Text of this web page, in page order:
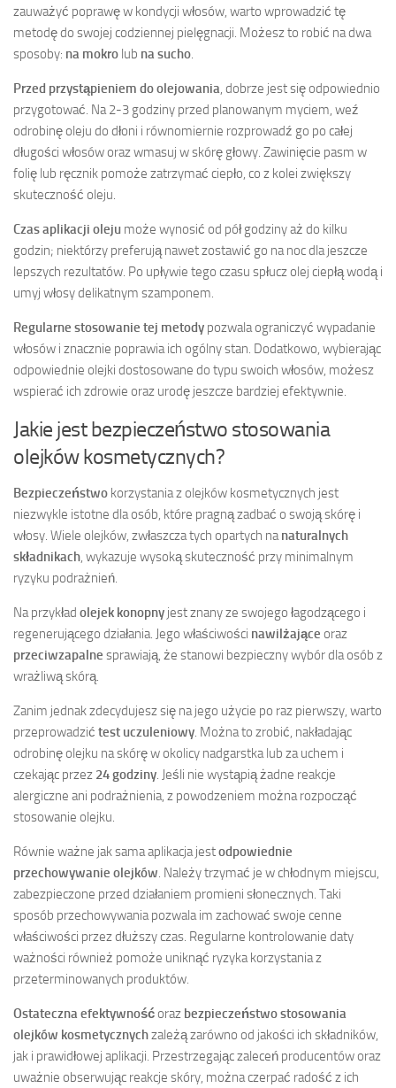
zauważyć poprawę w kondycji włosów, warto wprowadzić tę
metodę do swojej codziennej pielęgnacji. Możesz to robić na dwa
sposoby: na mokro lub na sucho.
Przed przystąpieniem do olejowania, dobrze jest się odpowiednio
przygotować. Na 2-3 godziny przed planowanym myciem, weź
odrobinę oleju do dłoni i równomiernie rozprowadź go po całej
długości włosów oraz wmasuj w skórę głowy. Zawinięcie pasm w
folię lub ręcznik pomoże zatrzymać ciepło, co z kolei zwiększy
skuteczność oleju.
Czas aplikacji oleju może wynosić od pół godziny aż do kilku
godzin; niektórzy preferują nawet zostawić go na noc dla jeszcze
lepszych rezultatów. Po upływie tego czasu spłucz olej ciepłą wodą i
umyj włosy delikatnym szamponem.
Regularne stosowanie tej metody pozwala ograniczyć wypadanie
włosów i znacznie poprawia ich ogólny stan. Dodatkowo, wybierając
odpowiednie olejki dostosowane do typu swoich włosów, możesz
wspierać ich zdrowie oraz urodę jeszcze bardziej efektywnie.
Jakie jest bezpieczeństwo stosowania
olejków kosmetycznych?
Bezpieczeństwo korzystania z olejków kosmetycznych jest
niezwykle istotne dla osób, które pragną zadbać o swoją skórę i
włosy. Wiele olejków, zwłaszcza tych opartych nanaturalnych
składnikach, wykazuje wysoką skuteczność przy minimalnym
ryzyku podrażnień.
Na przykład olejek konopny jest znany ze swojego łagodzącego i
regenerującego działania. Jego właściwości nawilżające oraz
przeciwzapalne sprawiają, że stanowi bezpieczny wybór dla osób z
wrażliwą skórą.
Zanim jednak zdecydujesz się na jego użycie po raz pierwszy, warto
przeprowadzić test uczuleniowy. Można to zrobić, nakładając
odrobinę olejku na skórę w okolicy nadgarstka lub za uchem i
czekając przez 24 godziny. Jeśli nie wystąpią żadne reakcje
alergiczne ani podrażnienia, z powodzeniem można rozpocząć
stosowanie olejku.
Równie ważne jak sama aplikacja jestodpowiednie
przechowywanie olejków. Należy trzymać je w chłodnym miejscu,
zabezpieczone przed działaniem promieni słonecznych. Taki
sposób przechowywania pozwala im zachować swoje cenne
właściwości przez dłuższy czas. Regularne kontrolowanie daty
ważności również pomoże uniknąć ryzyka korzystania z
przeterminowanych produktów.
Ostateczna efektywnośćoraz bezpieczeństwo stosowania
olejków kosmetycznychzależą zarówno od jakości ich składników,
jak i prawidłowej aplikacji. Przestrzegając zaleceń producentów oraz
uważnie obserwując reakcje skóry, można czerpać radość z ich